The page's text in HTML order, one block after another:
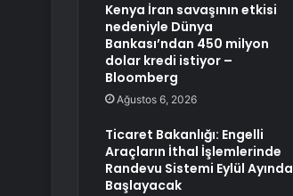
Kenya İran savaşının etkisi
nedeniyle Dünya
Bankası’ndan 450 milyon
dolar kredi istiyor –
Bloomberg
Ağustos 6, 2026
Ticaret Bakanlığı: Engelli
Araçların İthal İşlemlerinde
Randevu Sistemi Eylül Ayında
Başlayacak